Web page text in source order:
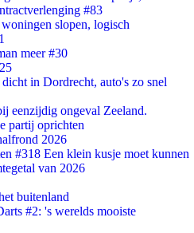
#83
slopen, logisch
meer #30
dicht in Dordrecht, auto's zo snel
eenzijdig ongeval Zeeland.
partij oprichten
2026
#318 Een klein kusje moet kunnen
van 2026
buitenland
#2: 's werelds mooiste